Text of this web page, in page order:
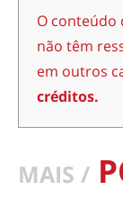
O conteúdo
não têm
em outros
créditos.
MAIS /